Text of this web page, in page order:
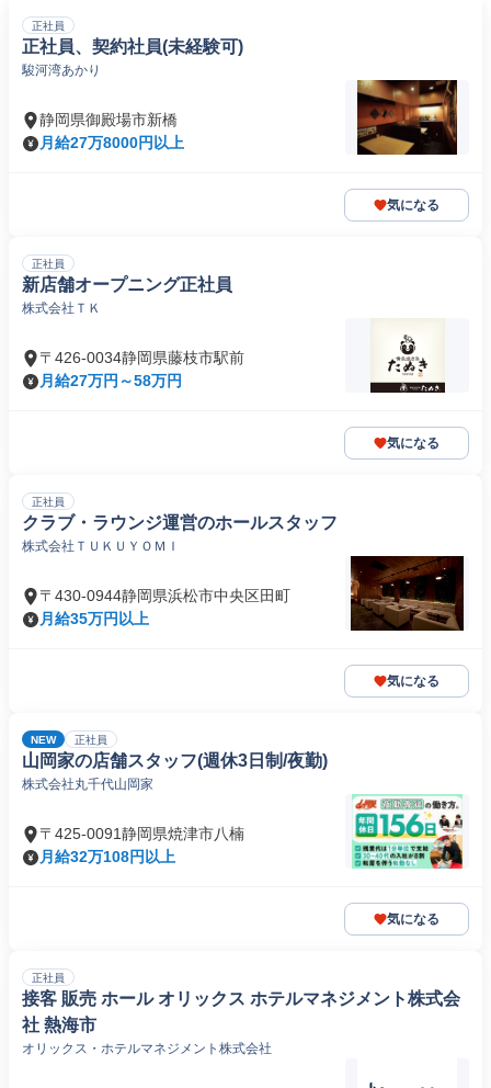
正社員
正社員、契約社員(未経験可)
駿河湾あかり
静岡県御殿場市新橋
月給27万8000円以上
気になる
正社員
新店舗オープニング正社員
株式会社ＴＫ
〒426-0034静岡県藤枝市駅前
月給27万円～58万円
気になる
正社員
クラブ・ラウンジ運営のホールスタッフ
株式会社ＴＵＫＵＹＯＭＩ
〒430-0944静岡県浜松市中央区田町
月給35万円以上
気になる
NEW 正社員
山岡家の店舗スタッフ(週休3日制/夜勤)
株式会社丸千代山岡家
〒425-0091静岡県焼津市八楠
月給32万108円以上
気になる
正社員
接客 販売 ホール オリックス ホテルマネジメント株式会
社 熱海市
オリックス・ホテルマネジメント株式会社